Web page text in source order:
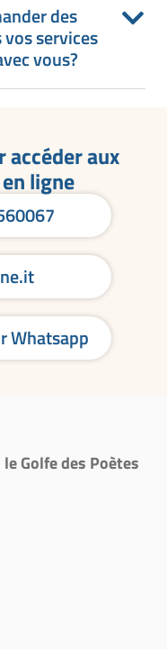
des
services
vous?
aux
ligne
Whatsapp
Golfe des Poètes